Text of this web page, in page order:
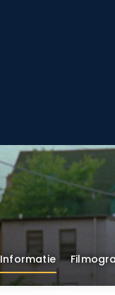
Informatie